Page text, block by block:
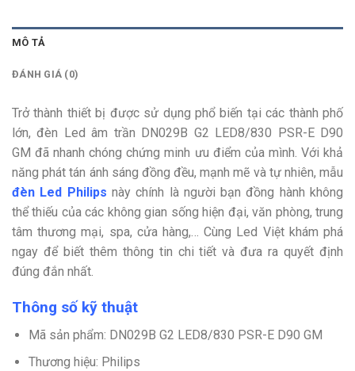
MÔ TẢ
ĐÁNH GIÁ (0)
Trở thành thiết bị được sử dụng phổ biến tại các thành phố
lớn, đèn Led âm trần DN029B G2 LED8/830 PSR-E D90
GM đã nhanh chóng chứng minh ưu điểm của mình. Với khả
năng phát tán ánh sáng đồng đều, mạnh mẽ và tự nhiên, mẫu
đèn Led Philips này chính là người bạn đồng hành không
thể thiếu của các không gian sống hiện đại, văn phòng, trung
tâm thương mại, spa, cửa hàng,… Cùng Led Việt khám phá
ngay để biết thêm thông tin chi tiết và đưa ra quyết định
đúng đắn nhất.
Thông số kỹ thuật
Mã sản phẩm: DN029B G2 LED8/830 PSR-E D90 GM
Thương hiệu: Philips